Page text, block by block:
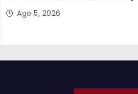
y el empleo en Tarapacá
Ago 5, 2026